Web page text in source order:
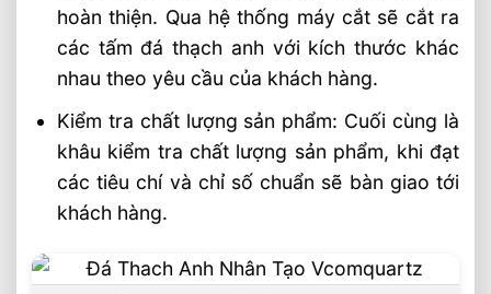
hoàn thiện. Qua hệ thống máy cắt sẽ cắt ra
các tấm đá thạch anh với kích thước khác
nhau theo yêu cầu của khách hàng.
Kiểm tra chất lượng sản phẩm: Cuối cùng là
khâu kiểm tra chất lượng sản phẩm, khi đạt
các tiêu chí và chỉ số chuẩn sẽ bàn giao tới
khách hàng.